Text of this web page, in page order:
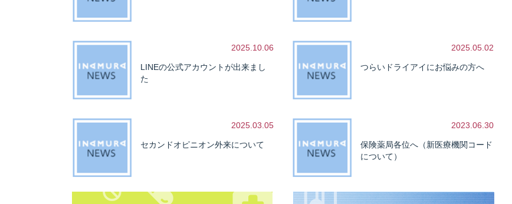
2025.10.06
LINEの公式アカウントが出来まし
た
2025.05.02
つらいドライアイにお悩みの方へ
2025.03.05
セカンドオピニオン外来について
2023.06.30
保険薬局各位へ（新医療機関コード
について）